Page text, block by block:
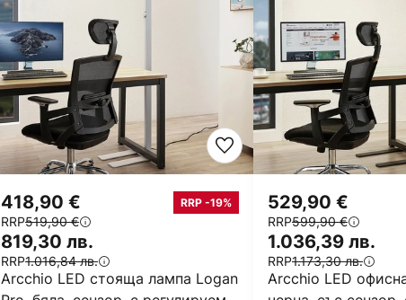
Arcchio LED стояща лампа Logan
418,90 € RRP -19%
RRP519,90 €
819,30 лв.
RRP1.016,84 лв.
Arcchio LED
529,90 €
RRP599,90 €
1.036,39 лв.
RRP1.173,30 лв.